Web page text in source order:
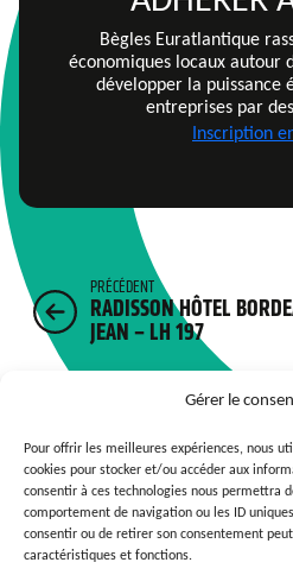
Gérer le
Pour offrir les meilleures expériences, nous
cookies pour stocker et/ou accéder aux
consentir à ces technologies nous permettra
comportement de navigation ou les ID
consentir ou de retirer son consentement
caractéristiques et fonctions.
Bègles Euratlantique
économiques locaux autour
développer la puissance
entreprises par
Inscription
PRÉCÉDENT
RADISSON HÔTEL
JEAN – LH 197